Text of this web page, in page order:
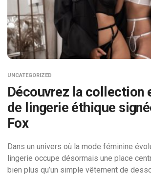
UNCATEGORIZED
Découvrez la collection
de lingerie éthique
Fox
Dans un univers où la mode féminine
lingerie occupe désormais une place
bien plus qu’un simple vêtement de